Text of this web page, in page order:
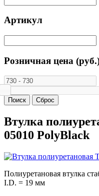
Артикул
Розничная цена
Втулка
05010 PolyBlack
Полиуретановая втулка
I.D. = 19 мм